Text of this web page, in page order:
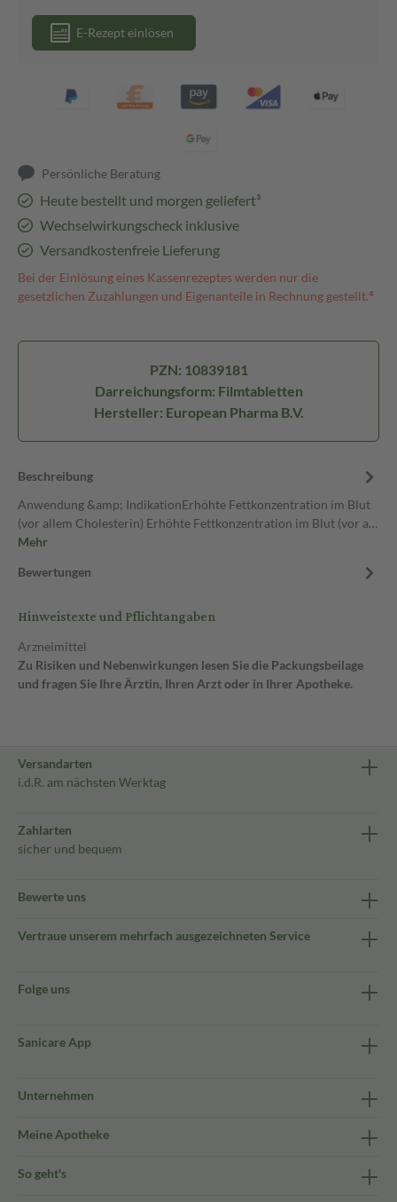
E-Rezept einlösen
Persönliche Beratung
Heute bestellt und morgen geliefert³
Wechselwirkungscheck inklusive
Versandkostenfreie Lieferung
Bei der Einlösung eines Kassenrezeptes werden nur die
gesetzlichen Zuzahlungen und Eigenanteile in Rechnung gestellt.⁴
PZN: 10839181
Darreichungsform: Filmtabletten
Hersteller: European Pharma B.V.
Beschreibung
Anwendung &amp; IndikationErhöhte Fettkonzentration im Blut
(vor allem Cholesterin) Erhöhte Fettkonzentration im Blut (vor a…
Mehr
Bewertungen
Hinweistexte und Pflichtangaben
Arzneimittel
Zu Risiken und Nebenwirkungen lesen Sie die Packungsbeilage
und fragen Sie Ihre Ärztin, Ihren Arzt oder in Ihrer Apotheke.
Versandarten
i.d.R. am nächsten Werktag
Zahlarten
sicher und bequem
Bewerte uns
Vertraue unserem mehrfach ausgezeichneten Service
Folge uns
Sanicare App
Unternehmen
Meine Apotheke
So geht's